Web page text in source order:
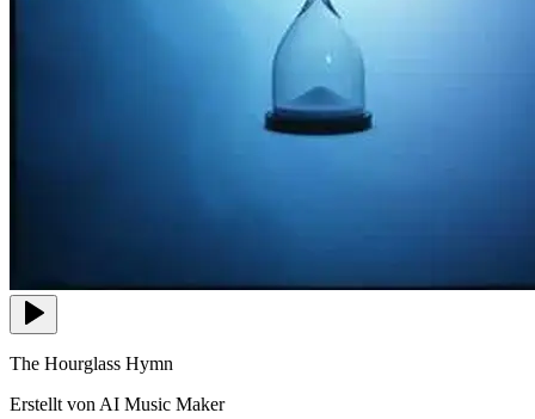
The Hourglass Hymn
Erstellt von AI Music Maker